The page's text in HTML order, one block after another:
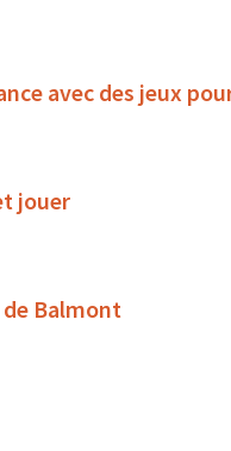
avec des jeux
jouer
de Balmont